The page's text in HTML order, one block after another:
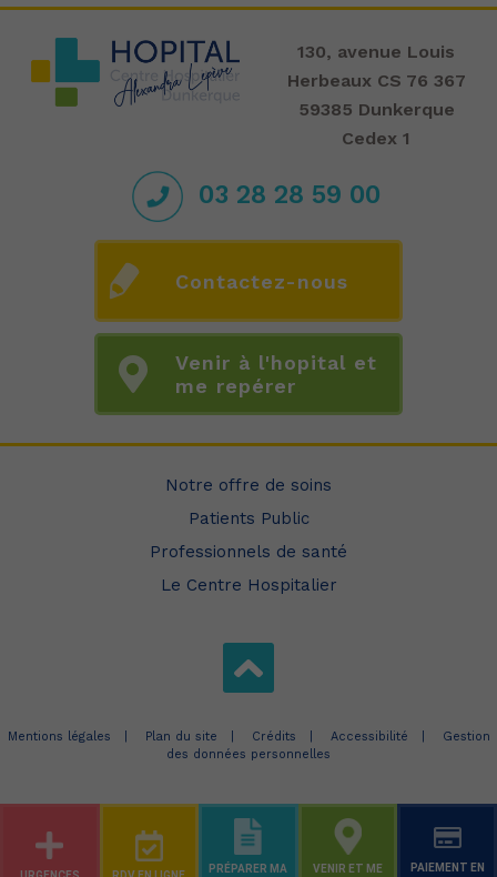
130, avenue Louis
Herbeaux CS 76 367
59385 Dunkerque
Cedex 1
03 28 28 59 00
Contactez-nous
Venir à l'hopital et
me repérer
Notre offre de soins
Patients Public
Professionnels de santé
Le Centre Hospitalier
Mentions légales Plan du site Crédits Accessibilité
Gestion
des données personnelles
PRÉPARER MA VENIR ET ME PAIEMENT EN